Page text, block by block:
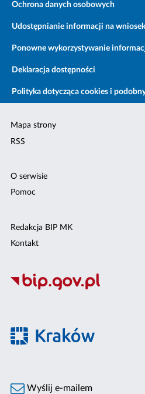
Ochrona danych osobowych
Udostępnianie informacji na wniosek
Ponowne wykorzystywanie
Deklaracja dostępności
Polityka dotycząca cookies i
Mapa strony
RSS
O serwisie
Pomoc
Redakcja BIP MK
Kontakt
Wyślij e-mailem